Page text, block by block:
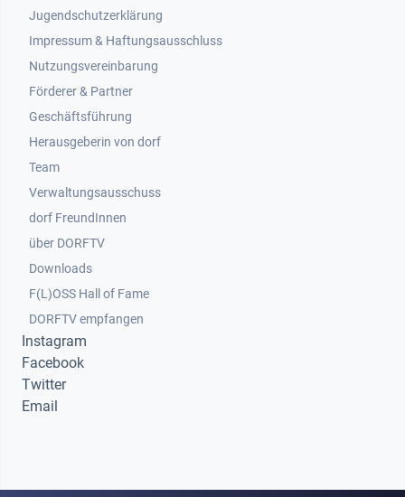
Jugendschutzerklärung
Impressum & Haftungsausschluss
Nutzungsvereinbarung
Footer 2
Förderer & Partner
Geschäftsführung
Herausgeberin von dorf
Team
Verwaltungsausschuss
dorf FreundInnen
Footer 3
über DORFTV
Downloads
F(L)OSS Hall of Fame
Footer 4
DORFTV empfangen
Instagram
Facebook
Twitter
Email